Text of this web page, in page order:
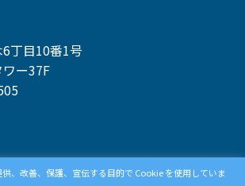
丁目10番1号
ー37F
町4-5
、改善、保護、宣伝する目的で Cookie を使用していま